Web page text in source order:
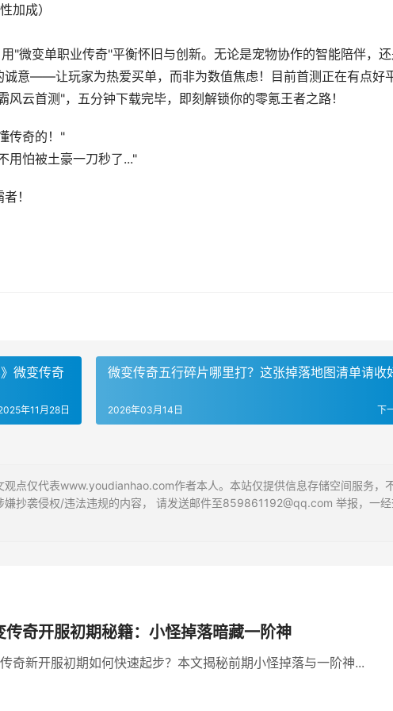
加成）
"微变单职业传奇"平衡怀旧与创新。无论是宠物协作的智能陪伴，
诚意——让玩家为热爱买单，而非为数值焦虑！目前首测正在有点好
云首测"，五分钟下载完毕，即刻解锁你的零氪王者之路！
传奇的！"
用怕被土豪一刀秒了..."
！
微变传奇
年11月28日
微变传奇五行碎片哪里打？这张掉落地图清单请收
下
2026年03月14日
点仅代表www.youdianhao.com作者本人。本站仅提供信息存储空间服务，
嫌抄袭侵权/违法违规的内容， 请发送邮件至859861192@qq.com 举报，一
传奇开服初期秘籍：小怪掉落暗藏一阶神
奇新开服初期如何快速起步？本文揭秘前期小怪掉落与一阶神...